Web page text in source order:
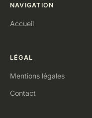
NAVIGATION
Accueil
LÉGAL
Mentions légales
Contact